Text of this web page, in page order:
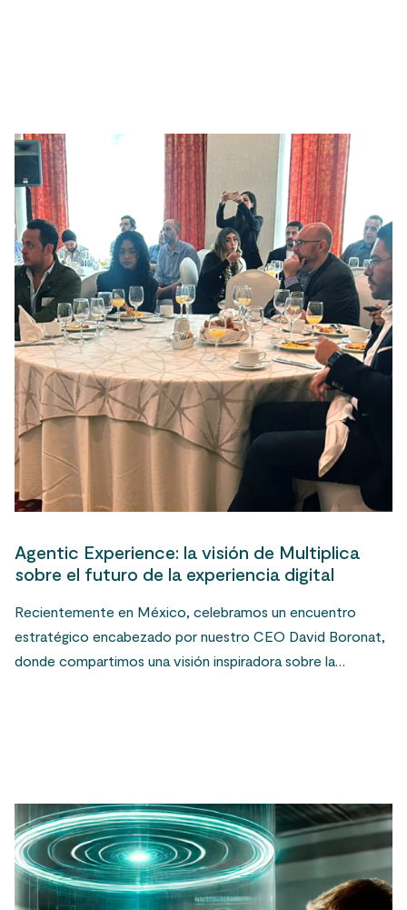
Agentic Experience: la visión de Multiplica
sobre el futuro de la experiencia digital
Recientemente en México, celebramos un encuentro
estratégico encabezado por nuestro CEO David Boronat,
donde compartimos una visión inspiradora sobre la…